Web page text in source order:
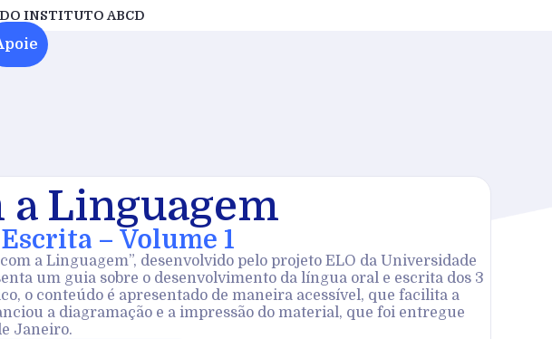
INSTITUTO ABCD
Linguagem
– Volume 1
a Linguagem”, desenvolvido pelo projeto ELO da Universidade
um guia sobre o desenvolvimento da língua oral e escrita dos 3
o conteúdo é apresentado de maneira acessível, que facilita a
a diagramação e a impressão do material, que foi entregue
Janeiro.